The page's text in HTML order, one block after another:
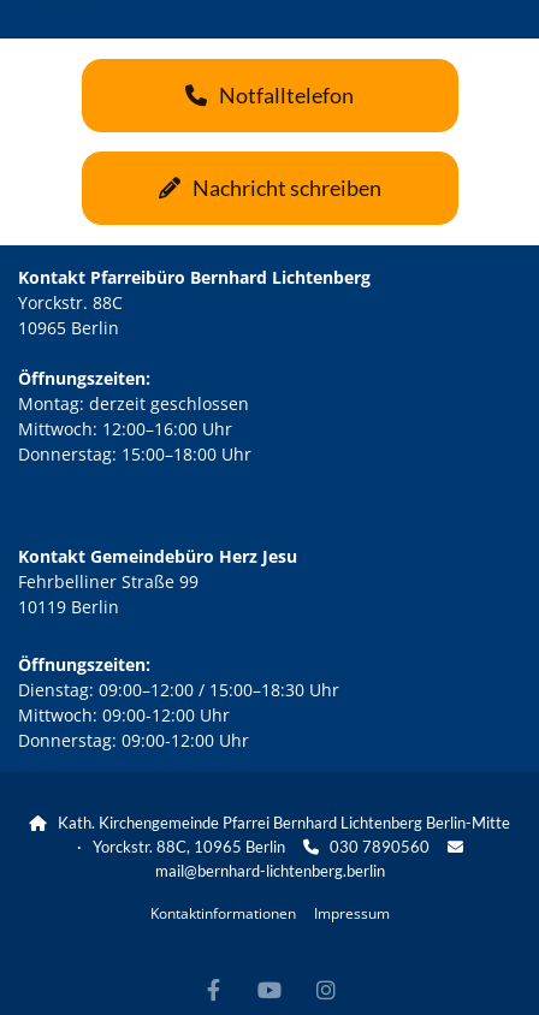
Notfalltelefon
Nachricht schreiben
Kontakt Pfarreibüro Bernhard Lichtenberg
Yorckstr. 88C
10965 Berlin
Öffnungszeiten:
Montag: derzeit geschlossen
Mittwoch: 12:00–16:00 Uhr
Donnerstag: 15:00–18:00 Uhr
Kontakt Gemeindebüro Herz Jesu
Fehrbelliner Straße 99
10119 Berlin
Öffnungszeiten:
Dienstag: 09:00–12:00 / 15:00–18:30 Uhr
Mittwoch: 09:00-12:00 Uhr
Donnerstag: 09:00-12:00 Uhr

Kath. Kirchengemeinde Pfarrei Bernhard Lichtenberg Berlin-Mitte
· Yorckstr. 88C, 10965 Berlin
030 7890560 
mail@bernhard-lichtenberg.berlin
Kontaktinformationen Impressum